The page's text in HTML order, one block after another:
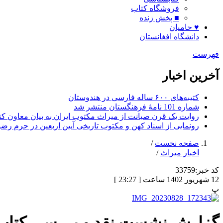
فروشگاه کتاب
■ پخش زنده
♥ حامیان
دانشگاه افغانستان
فهرست
آخرین اخبار
کتیبه‌های ۶۰۰ ساله فارسی در هندوستان
شماره 101 نامۀ فرهنگستان منتشر شد
روایت یک قرن صیانت از میراث مکتوب ایران به بیان معاون
رونمایی از اسناد کهن و مکتوب تاریخی آیین اربعین در حرم
صفحه نخست /
اخبار میراث /
کد خبر:33759
12 شهریور 1402 ساعت [ 23:27 ]
پ